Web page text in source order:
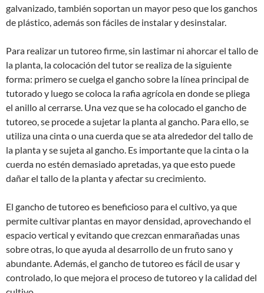
galvanizado, también soportan un mayor peso que los ganchos
de plástico, además son fáciles de instalar y desinstalar.
Para realizar un tutoreo firme, sin lastimar ni ahorcar el tallo de
la planta, la colocación del tutor se realiza de la siguiente
forma: primero se cuelga el gancho sobre la línea principal de
tutorado y luego se coloca la rafia agrícola en donde se pliega
el anillo al cerrarse. Una vez que se ha colocado el gancho de
tutoreo, se procede a sujetar la planta al gancho. Para ello, se
utiliza una cinta o una cuerda que se ata alrededor del tallo de
la planta y se sujeta al gancho. Es importante que la cinta o la
cuerda no estén demasiado apretadas, ya que esto puede
dañar el tallo de la planta y afectar su crecimiento.
El gancho de tutoreo es beneficioso para el cultivo, ya que
permite cultivar plantas en mayor densidad, aprovechando el
espacio vertical y evitando que crezcan enmarañadas unas
sobre otras, lo que ayuda al desarrollo de un fruto sano y
abundante. Además, el gancho de tutoreo es fácil de usar y
controlado, lo que mejora el proceso de tutoreo y la calidad del